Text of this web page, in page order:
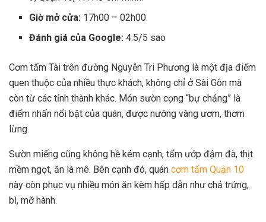
Giờ mở cửa: 17h00 – 02h00.
Đánh giá của Google: 4.5/5 sao
Cơm tấm Tài trên đường Nguyễn Tri Phương là một địa điểm
quen thuộc của nhiều thực khách, không chỉ ở Sài Gòn mà
còn từ các tỉnh thành khác. Món sườn cọng “bự chảng” là
điểm nhấn nổi bật của quán, được nướng vàng ươm, thơm
lừng.
Sườn miếng cũng không hề kém cạnh, tẩm ướp đậm đà, thịt
mềm ngọt, ăn là mê. Bên cạnh đó, quán cơm tấm Quận 10
này còn phục vụ nhiều món ăn kèm hấp dẫn như chả trứng,
bì, mỡ hành.